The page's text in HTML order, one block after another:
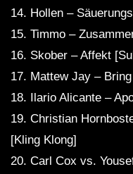
14. Hollen –
15. Timmo –
16. Skober – Affekt
17. Mattew Jay –
18. Ilario Alicante –
19. Christian
[Kling Klong]
20. Carl Cox vs.